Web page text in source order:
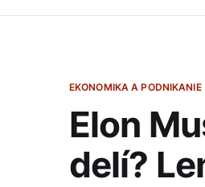
EKONOMIKA A PODNIKANIE
Elon
delí?